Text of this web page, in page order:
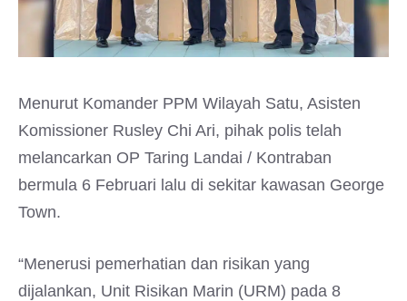
Menurut Komander PPM Wilayah Satu, Asisten
Komissioner Rusley Chi Ari, pihak polis telah
melancarkan OP Taring Landai / Kontraban
bermula 6 Februari lalu di sekitar kawasan George
Town.
“Menerusi pemerhatian dan risikan yang
dijalankan, Unit Risikan Marin (URM) pada 8